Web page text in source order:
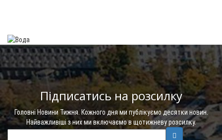
Підписатись на розсилку
Головні Новини Тижня. Кожного дня ми публікуємо десятки новин.
Найважливіші з них ми включаємо в щотижневу розсилку.